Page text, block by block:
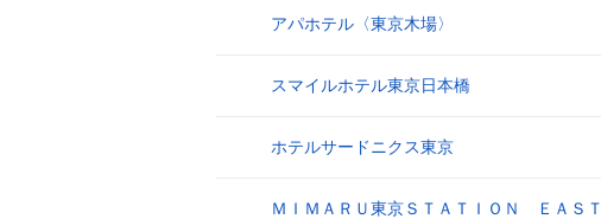
アパホテル〈東京木場〉
スマイルホテル東京日本橋
ホテルサードニクス東京
ＭＩＭＡＲＵ東京ＳＴＡＴＩＯＮ ＥＡＳＴ